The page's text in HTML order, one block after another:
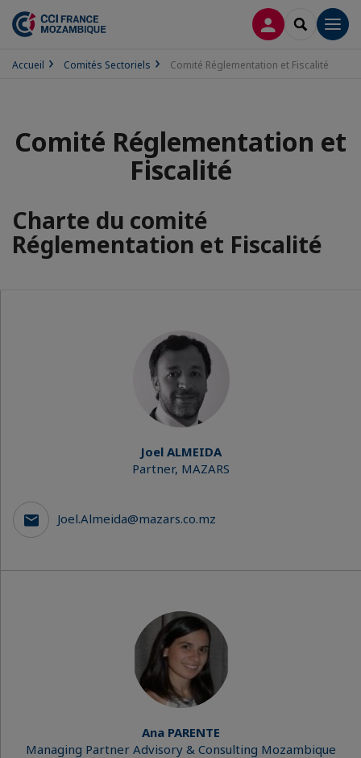
CONNEXION
Accueil Comités Sectoriels Comité Réglementation et Fiscalité
Comité Réglementation et
Fiscalité
Charte du comité
Réglementation et Fiscalité
Joel ALMEIDA
Partner, MAZARS
Joel.Almeida@mazars.co.mz
Ana PARENTE
Managing Partner Advisory & Consulting Mozambique